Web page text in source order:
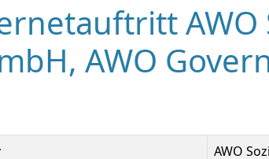
AWO
AWO
AWO